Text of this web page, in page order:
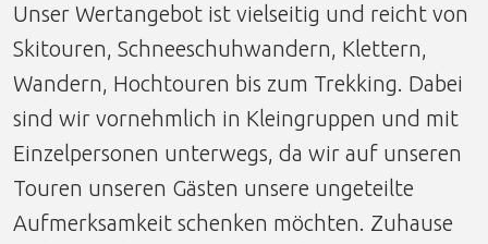
Unser Wertangebot ist vielseitig und reicht von
Skitouren, Schneeschuhwandern, Klettern,
Wandern, Hochtouren bis zum Trekking. Dabei
sind wir vornehmlich in Kleingruppen und mit
Einzelpersonen unterwegs, da wir auf unseren
Touren unseren Gästen unsere ungeteilte
Aufmerksamkeit schenken möchten. Zuhause